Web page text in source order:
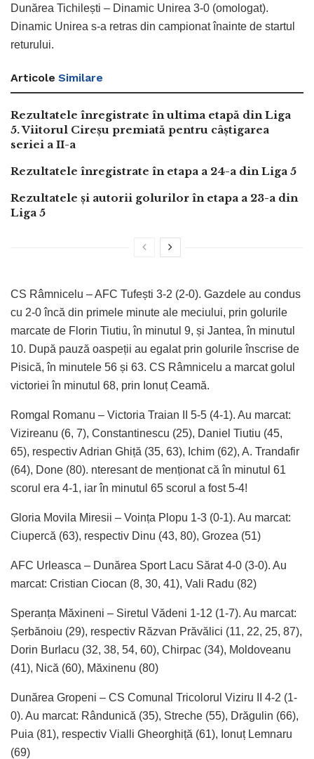
Dunărea Tichilești – Dinamic Unirea 3-0 (omologat).
Dinamic Unirea s-a retras din campionat înainte de startul
returului.
Articole Similare
Rezultatele înregistrate în ultima etapă din Liga
5. Viitorul Cireșu premiată pentru câștigarea
seriei a II-a
Rezultatele înregistrate în etapa a 24-a din Liga 5
Rezultatele și autorii golurilor în etapa a 23-a din
Liga 5
CS Râmnicelu – AFC Tufești 3-2 (2-0). Gazdele au condus
cu 2-0 încă din primele minute ale meciului, prin golurile
marcate de Florin Tiutiu, în minutul 9, și Jantea, în minutul
10. După pauză oaspeții au egalat prin golurile înscrise de
Pisică, în minutele 56 și 63. CS Râmnicelu a marcat golul
victoriei în minutul 68, prin Ionuț Ceamă.
Romgal Romanu – Victoria Traian II 5-5 (4-1). Au marcat:
Vizireanu (6, 7), Constantinescu (25), Daniel Tiutiu (45,
65), respectiv Adrian Ghiță (35, 63), Ichim (62), A. Trandafir
(64), Done (80). nteresant de menționat că în minutul 61
scorul era 4-1, iar în minutul 65 scorul a fost 5-4!
Gloria Movila Miresii – Voința Plopu 1-3 (0-1). Au marcat:
Ciupercă (63), respectiv Dinu (43, 80), Grozea (51)
AFC Urleasca – Dunărea Sport Lacu Sărat 4-0 (3-0). Au
marcat: Cristian Ciocan (8, 30, 41), Vali Radu (82)
Speranța Măxineni – Siretul Vădeni 1-12 (1-7). Au marcat:
Șerbănoiu (29), respectiv Răzvan Prăvălici (11, 22, 25, 87),
Dorin Burlacu (32, 38, 54, 60), Chirpac (34), Moldoveanu
(41), Nică (60), Măxinenu (80)
Dunărea Gropeni – CS Comunal Tricolorul Viziru II 4-2 (1-
0). Au marcat: Rândunică (35), Streche (55), Drăgulin (66),
Puia (81), respectiv Vialli Gheorghiță (61), Ionuț Lemnaru
(69)